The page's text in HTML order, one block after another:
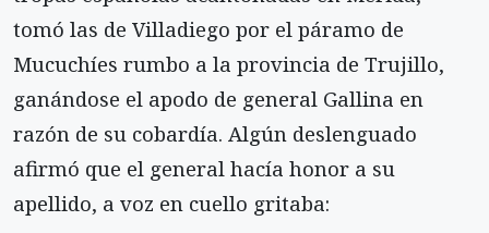
tomó las de Villadiego por el páramo de
Mucuchíes rumbo a la provincia de Trujillo,
ganándose el apodo de general Gallina en
razón de su cobardía. Algún deslenguado
afirmó que el general hacía honor a su
apellido, a voz en cuello gritaba: